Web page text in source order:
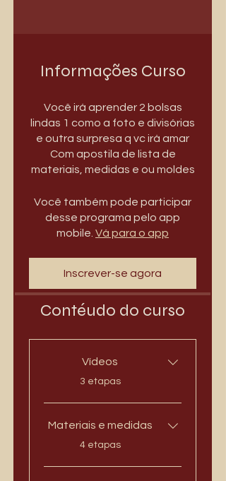
Informações Curso
Você irá aprender 2 bolsas
lindas 1 como a foto e divisórias
e outra surpresa q vc irá amar
Com apostila de lista de
Você também pode participar
desse programa pelo app
mobile. Vá para o app
Inscrever-se agora
Contéudo do curso
Vídeos
.
3 etapas
Materiais e medidas
.
4 etapas